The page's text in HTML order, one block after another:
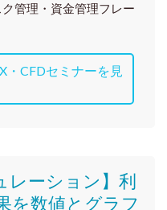
管理・資金管理フレー
・CFDセミナーを見
レーション】利
を数値とグラフ